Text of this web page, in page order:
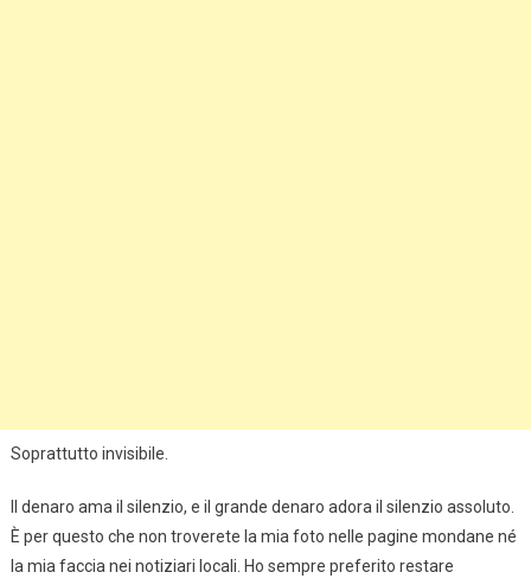
Soprattutto invisibile.
Il denaro ama il silenzio, e il grande denaro adora il silenzio assoluto.
È per questo che non troverete la mia foto nelle pagine mondane né
la mia faccia nei notiziari locali. Ho sempre preferito restare